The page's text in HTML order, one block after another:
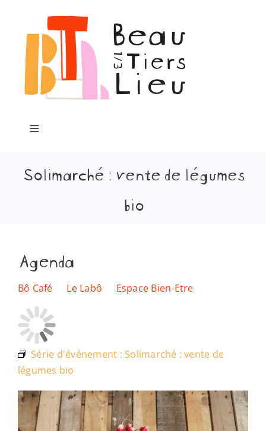
contenu
Toggle
Ressources
Nous soutenir
Nous trouver
Solimarché : vente de légumes
bio
Agenda
Bô Café Le Labô Espace Bien-Etre
Série d'événement :Solimarché : vente de
légumes bio